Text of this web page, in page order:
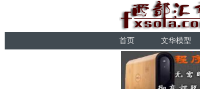
首页 文华模型